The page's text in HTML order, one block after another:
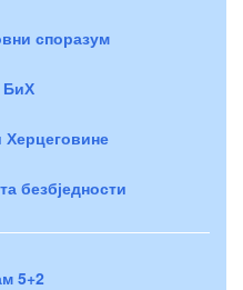
споразум
БиХ
Херцеговине
безбједности
5+2